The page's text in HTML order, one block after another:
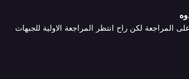
المراجعة لكن راح انتظر المراجعة الاولية للجبهات